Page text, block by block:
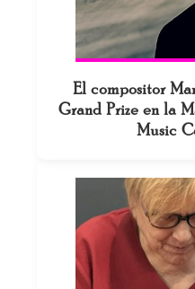
El compositor
Grand Prize en la
Music